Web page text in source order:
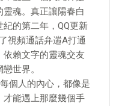
魂。真正讓陽春白
的第二年，QQ更新
視頻通話弁遄A打通
賴文字的靈魂交友
世界。
個人的內心，都像是
才能遇上那麼幾個手